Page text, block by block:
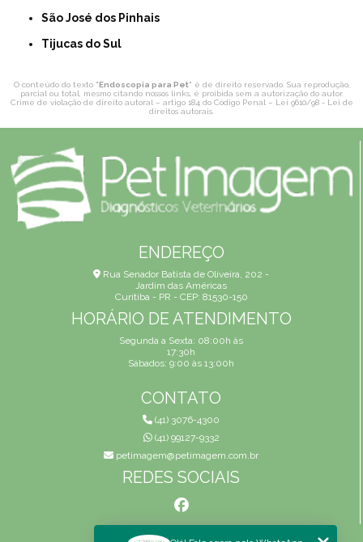
São José dos Pinhais
Tijucas do Sul
O conteúdo do texto " Endoscopia para Pet" é de direito reservado. Sua reprodução,
parcial ou total, mesmo citando nossos links, é proibida sem a autorização do autor.
Crime de violação de direito autoral – artigo 184 do Código Penal – Lei 9610/98 - Lei de
direitos autorais.
ENDEREÇO
Rua Senador Batista de Oliveira, 202 -
Jardim das Américas
Curitiba - PR - CEP: 81530-150
HORÁRIO DE ATENDIMENTO
Segunda a Sexta: 08:00h às
17:30h
Sábados: 9:00 às 13:00h
CONTATO
(41) 3076-4300
(41) 99127-9332
petimagem@petimagem.com.br
REDES SOCIAIS